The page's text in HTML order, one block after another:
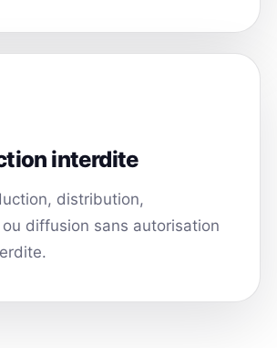
interdite
distribution,
diffusion sans autorisation